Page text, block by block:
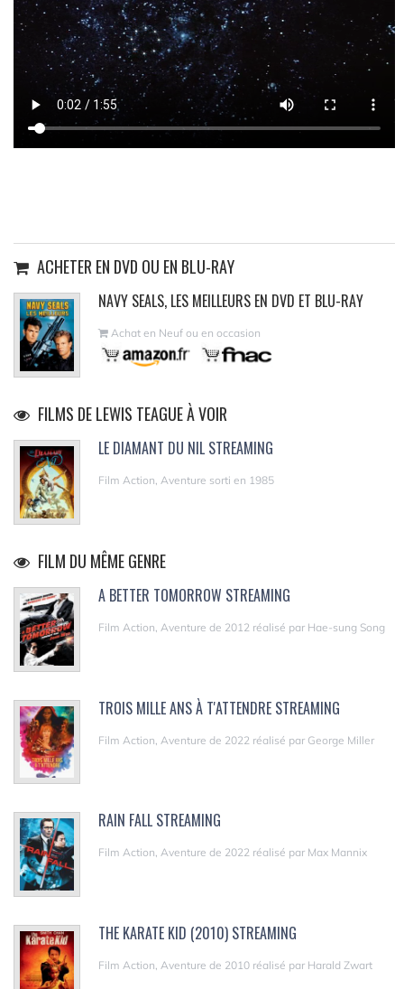
ACHETER EN DVD OU EN BLU-RAY
NAVY SEALS, LES MEILLEURS EN DVD ET BLU-RAY
Achat en Neuf ou en occasion
FILMS DE LEWIS TEAGUE À VOIR
LE DIAMANT DU NIL STREAMING
Film Action, Aventure sorti en 1985
FILM DU MÊME GENRE
A BETTER TOMORROW STREAMING
Film Action, Aventure de 2012 réalisé par Hae-sung Song
TROIS MILLE ANS À T'ATTENDRE STREAMING
Film Action, Aventure de 2022 réalisé par George Miller
RAIN FALL STREAMING
Film Action, Aventure de 2022 réalisé par Max Mannix
THE KARATE KID (2010) STREAMING
Film Action, Aventure de 2010 réalisé par Harald Zwart